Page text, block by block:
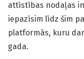
attīstības nodaļas
iepazīsim līdz šim
platformās, kuru
gada.